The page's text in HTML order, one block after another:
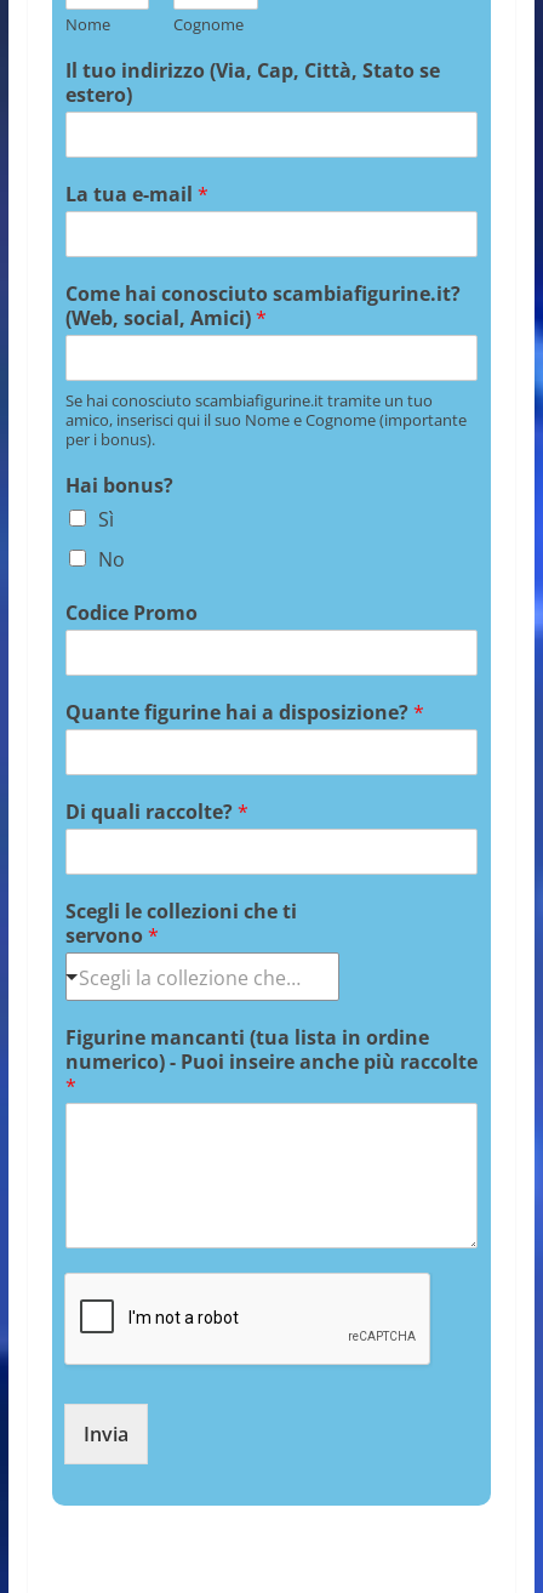
Nome Cognome
Il tuo indirizzo (Via, Cap, Città, Stato se
estero)
La tua e-mail *
Come hai conosciuto scambiafigurine.it?
(Web, social, Amici)*
Se hai conosciuto scambiafigurine.it tramite un tuo
amico, inserisci qui il suo Nome e Cognome (importante
per i bonus).
Hai bonus?
Sì
No
Codice Promo
Quante figurine hai a disposizione?*
Di quali raccolte?*
Scegli le collezioni che ti
servono*
Figurine mancanti (tua lista in ordine
numerico) - Puoi inseire anche più raccolte
*
Invia